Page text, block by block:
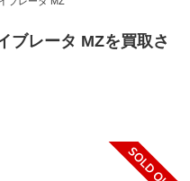
ブレータ MZを買取さ
買取